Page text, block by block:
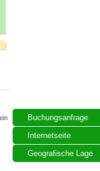
Buchungsanfrage
Internetseite
Geografische Lage